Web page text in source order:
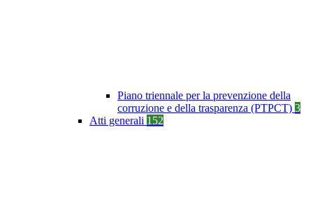
Piano triennale per la prevenzione della
corruzione e della trasparenza (PTPCT) 3
Atti generali 152